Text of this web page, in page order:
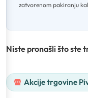
zatvorenom pakiranju
Niste pronašli što ste
Akcije trgovine